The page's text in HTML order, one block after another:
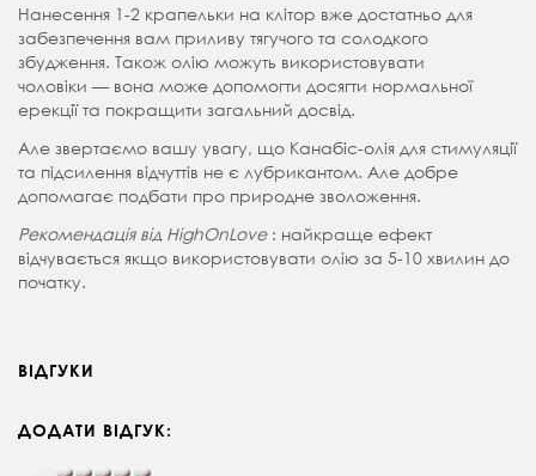
Нанесення 1-2 крапельки на клітор вже достатньо для
забезпечення вам приливу тягучого та солодкого
збудження. Також олію можуть використовувати
чоловіки — вона може допомогти досягти нормальної
ерекції та покращити загальний досвід.
Але звертаємо вашу увагу, що Канабіс-олія для стимуляції
та підсилення відчуттів не є лубрикантом. Але добре
допомагає подбати про природне зволоження.
Рекомендація від HighOnLove: найкраще ефект
відчувається якщо використовувати олію за 5-10 хвилин до
початку.
ВІДГУКИ
ДОДАТИ ВІДГУК: